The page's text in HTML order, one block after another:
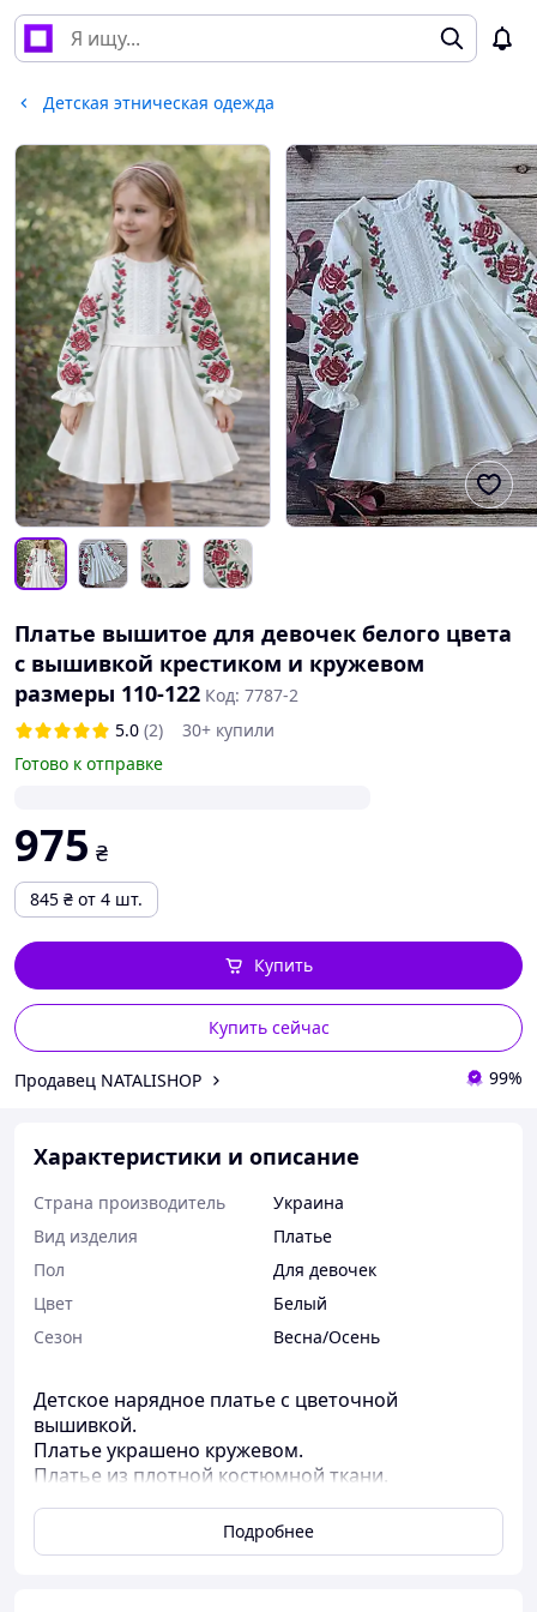
Детская этническая одежда
Платье вышитое для девочек белого цвета
с вышивкой крестиком и кружевом
размеры 110-122 Код: 7787-2
5.0 (2)
30+ купили
Готово к отправке
975 ₴
845 ₴ от 4 шт.
Купить сейчас
Купить
Продавец NATALISHOP 99%
Характеристики и описание
Страна производитель
Украина
Вид изделия
Платье
Пол
Для девочек
Цвет
Белый
Сезон
Весна/Осень
Детское нарядное платье с цветочной
вышивкой.
Платье украшено кружевом.
Платье из плотной костюмной ткани.
Рукав длинный с вышивкой, з манжетами на
резинке.
Подробнее